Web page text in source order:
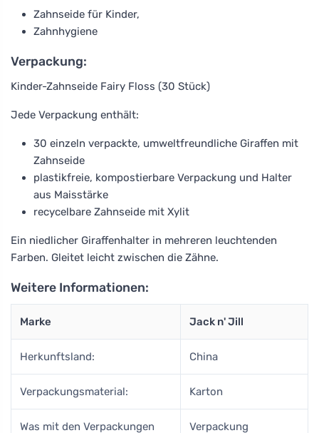
Zahnseide für Kinder,
Zahnhygiene
Verpackung:
Kinder-Zahnseide Fairy Floss (30 Stück)
Jede Verpackung enthält:
30 einzeln verpackte, umweltfreundliche Giraffen mit
Zahnseide
plastikfreie, kompostierbare Verpackung und Halter
aus Maisstärke
recycelbare Zahnseide mit Xylit
Ein niedlicher Giraffenhalter in mehreren leuchtenden
Farben. Gleitet leicht zwischen die Zähne.
Weitere Informationen:
Marke Jack n' Jill
Herkunftsland: China
Verpackungsmaterial: Karton
Was mit den Verpackungen Verpackung